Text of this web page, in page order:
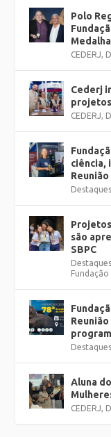
Polo
CEDERJ,
Cederj
CEDERJ,
ciência,
Reunião
Destaques
são
SBPC
Destaques
Fundação
Reunião
Destaques
Aluna
CEDERJ,